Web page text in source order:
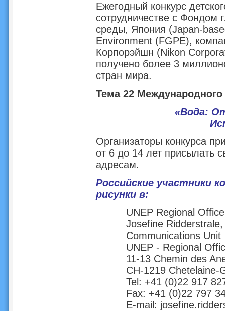
Ежегодный конкурс
сотрудничестве с Фондом
среды, Япония (Japan-
Environment (FGPE),
Корпорэйшн (Nikon
получено более 3
стран мира.
Тема 22 Международного
«Вода:
Организаторы конкурса
от 6 до 14 лет присылать
адресам.
Российские участники
рисунки в:
UNEP Regional
Josefine Ridderstrale,
Communications Unit
UNEP - Regional
11-13 Chemin des
CH-1219 Chetelaine-
Tel: +41 (0)22 917
Fax: +41 (0)22 797
E-mail: